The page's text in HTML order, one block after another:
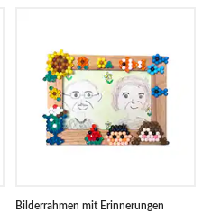
Bilderrahmen mit Erinnerungen